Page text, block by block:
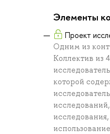
Элементы
Проект
Одним из
Коллектив из
которой